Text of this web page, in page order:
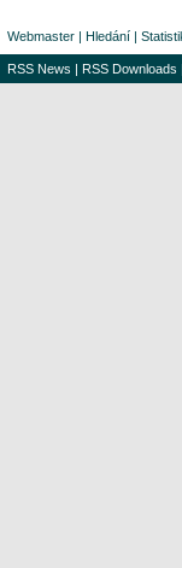
Webmaster | Hledání |
RSS News | RSS Downloads